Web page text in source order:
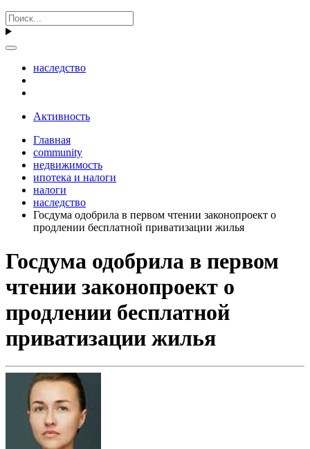
наследство
Активность
Главная
community
недвижимость
ипотека и налоги
налоги
наследство
Госдума одобрила в первом чтении законопроект о
продлении бесплатной приватизации жилья
Госдума одобрила в первом
чтении законопроект о
продлении бесплатной
приватизации жилья